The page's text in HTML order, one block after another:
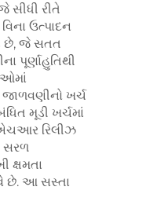
રીતે
ઉત્પાદન
છે, જે સતત
પૂર્ણાહુતિથી
જાળવણીનો ખર્ચ
મૂડી ખર્ચમાં
એચઆર રિલીઝ
સરળ
છે. આ સસ્તા